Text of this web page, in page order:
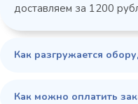
45 900 ₽
доставляем за 1200
Как разгружается
Как можно оплатить